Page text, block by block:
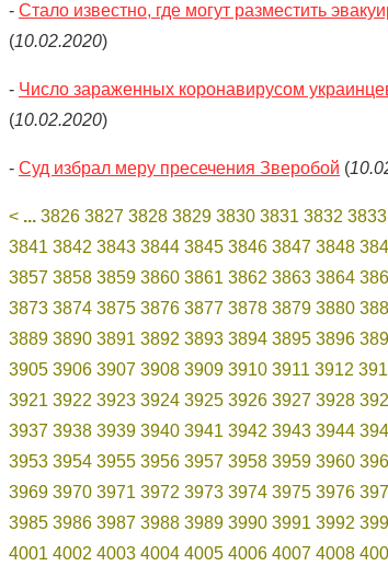
- Стало известно, где могут разместить
(10.02.2020)
- Число зараженных коронавирусом
(10.02.2020)
- Суд избрал меру пресечения Зверобой (
< ... 3826 3827 3828 3829 3830 3831 3832 3833
3841 3842 3843 3844 3845 3846 3847 3848
3857 3858 3859 3860 3861 3862 3863 3864
3873 3874 3875 3876 3877 3878 3879 3880
3889 3890 3891 3892 3893 3894 3895 3896
3905 3906 3907 3908 3909 3910 3911 3912
3921 3922 3923 3924 3925 3926 3927 3928
3937 3938 3939 3940 3941 3942 3943 3944
3953 3954 3955 3956 3957 3958 3959 3960
3969 3970 3971 3972 3973 3974 3975 3976
3985 3986 3987 3988 3989 3990 3991 3992
4001 4002 4003 4004 4005 4006 4007 4008